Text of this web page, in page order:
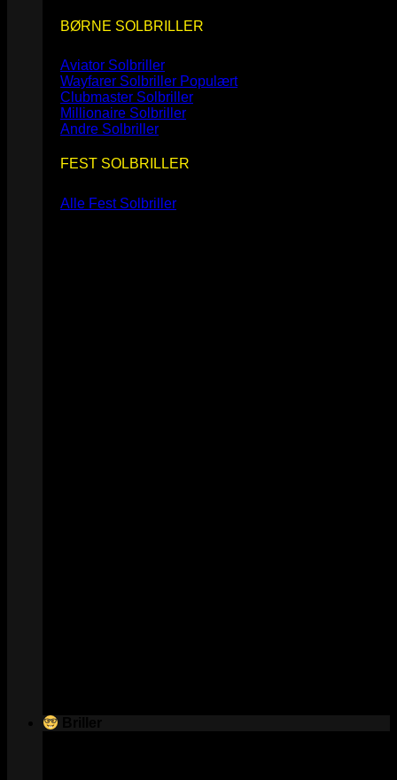
BØRNE SOLBRILLER
Aviator Solbriller
Wayfarer Solbriller
Clubmaster Solbriller
Millionaire Solbriller
Andre Solbriller
FEST SOLBRILLER
Alle Fest Solbriller